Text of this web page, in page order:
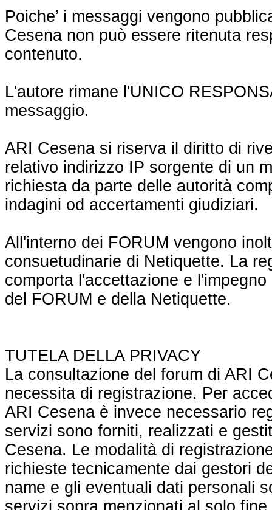
Poiche’ i messaggi vengono
Cesena non può essere ritenuta
contenuto.
L'autore rimane l'UNICO
messaggio.
ARI Cesena si riserva il diritto di
relativo indirizzo IP sorgente di un
richiesta da parte delle autorità
indagini od accertamenti giudiziari.
All'interno dei FORUM vengono
consuetudinarie di Netiquette. La
comporta l'accettazione e
del FORUM e della Netiquette.
TUTELA DELLA PRIVACY
La consultazione del forum di ARI
necessita di registrazione. Per
ARI Cesena è invece necessario
servizi sono forniti, realizzati e
Cesena. Le modalità di
richieste tecnicamente dai gestori
name e gli eventuali dati personali